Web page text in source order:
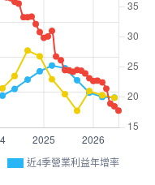
近4季營業利益年增率